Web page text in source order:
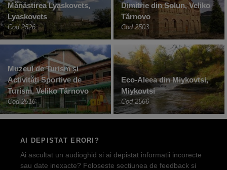
Mănăstirea Lyaskovets,
Lyaskovets
Cod 2526
Dimitrie din Solun, Veliko
Tărnovo
Cod 2503
Muzeul de Turism și
Activități Sportive de
Turism, Veliko Tărnovo
Cod 2516
Eco-Aleea din Miykovtsi,
Miykovtsi
Cod 2566
AI DEPISTAT ERORI?
Ai ascultat un audioghid si ai depistat informatii incorecte
sau date inexacte? Foloseste sectiunea de feedback si